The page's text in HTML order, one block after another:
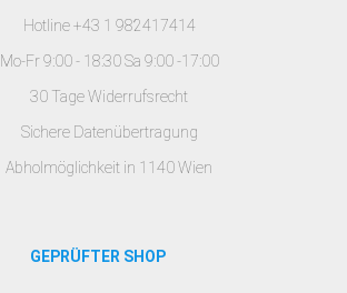
Hotline +43 1 982417414
Mo-Fr 9:00 - 18:30 Sa 9:00 -17:00
30 Tage Widerrufsrecht
Sichere Datenübertragung
Abholmöglichkeit in 1140 Wien
GEPRÜFTER SHOP